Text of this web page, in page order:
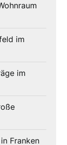
im
im
Franken